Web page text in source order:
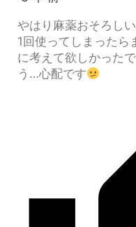
やはり麻薬おそろし
1回使ってしまった
に考えて欲しかった
う…心配です